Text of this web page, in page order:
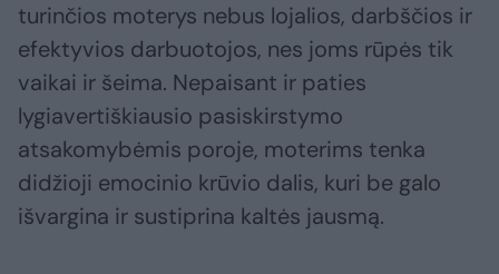
turinčios moterys nebus lojalios, darbščios ir
efektyvios darbuotojos, nes joms rūpės tik
vaikai ir šeima. Nepaisant ir paties
lygiavertiškiausio pasiskirstymo
atsakomybėmis poroje, moterims tenka
didžioji emocinio krūvio dalis, kuri be galo
išvargina ir sustiprina kaltės jausmą.